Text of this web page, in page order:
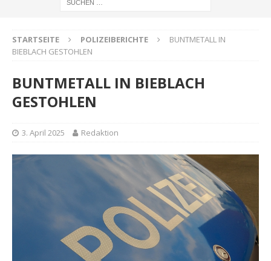
STARTSEITE POLIZEIBERICHTE
BUNTMETALL IN
BIEBLACH GESTOHLEN
BUNTMETALL IN BIEBLACH
GESTOHLEN
3. April 2025 Redaktion